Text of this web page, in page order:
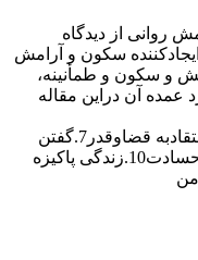
روانی از دیدگاه
سکون و آرامش
و سکون و طمأنینه،
عمده آن دراین مقاله
1.صبر2.توبه3.دعا4.صله رحم5.نماز6.اعتقادبه قضاوقدر7.گفتن
ذکرهای مخصوص8.استغفارزیاد9.ترک حسادت10.زندگی پاکیزه